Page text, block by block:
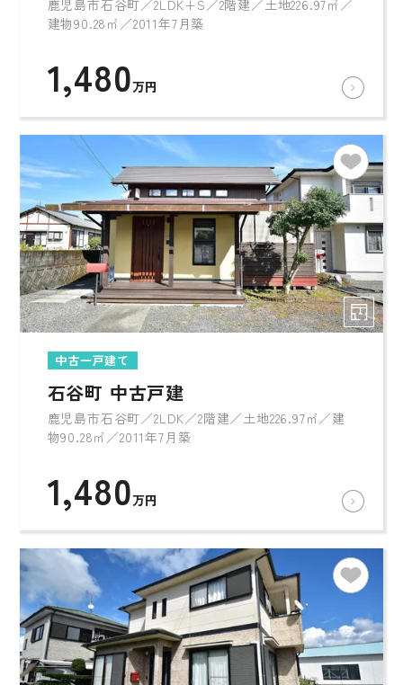
鹿児島市石谷町／2LDK+S／2階建／土地226.97㎡／
建物90.28㎡／2011年7月築
1,480万円
中古一戸建て
石谷町 中古戸建
鹿児島市石谷町／2LDK／2階建／土地226.97㎡／建
物90.28㎡／2011年7月築
1,480万円